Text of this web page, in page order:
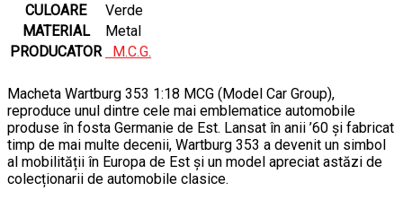
CULOARE
Verde
MATERIAL
Metal
PRODUCATOR
M.C.G.
Macheta Wartburg 353 1:18 MCG (Model Car Group),
reproduce unul dintre cele mai emblematice automobile
produse în fosta Germanie de Est. Lansat în anii ’60 și fabricat
timp de mai multe decenii, Wartburg 353 a devenit un simbol
al mobilității în Europa de Est și un model apreciat astăzi de
colecționarii de automobile clasice.